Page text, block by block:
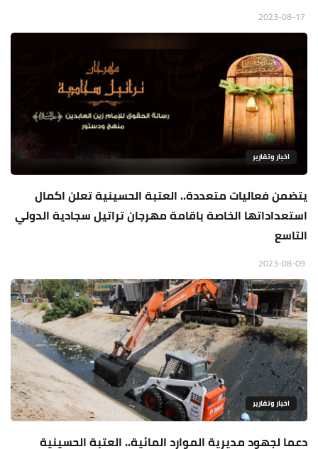
اخبار وتقارير
يتضمن فعاليات متعددة.. العتبة الحسينية تعلن اكمال
استعداداتها الخاصة باقامة مهرجان تراتيل سجادية الدولي
التاسع
اخبار وتقارير
دعما لجهود مديرية الموارد المائية.. العتبة الحسينية